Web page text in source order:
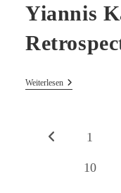
Yiannis
WeiterlesenYiannis
Zur vorherigen
1
10